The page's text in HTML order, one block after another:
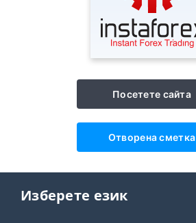
Посетете сайта
Отворена сметка
Изберете език